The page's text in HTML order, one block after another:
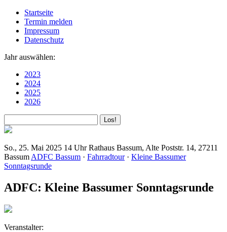
Startseite
Termin melden
Impressum
Datenschutz
Jahr auswählen:
2023
2024
2025
2026
So., 25. Mai 2025 14 Uhr Rathaus Bassum, Alte Poststr. 14, 27211
Bassum ADFC Bassum · Fahrradtour· Kleine Bassumer
Sonntagsrunde
ADFC: Kleine Bassumer Sonntagsrunde
Veranstalter: